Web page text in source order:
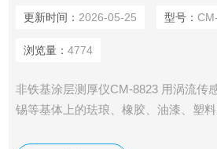
更新时间： 2026-05-25 型号：
浏览量： 4774
非铁基涂层测厚仪CM-8823 用涡流传
锡等基体上的珐琅、橡胶、油漆、塑